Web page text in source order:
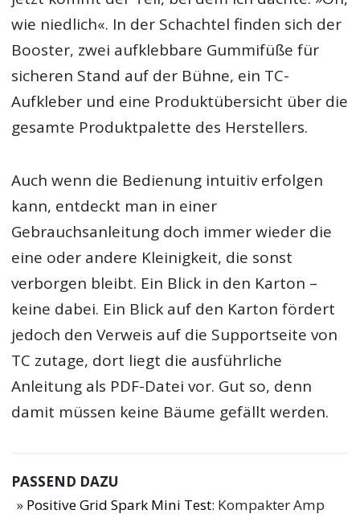
wie niedlich«. In der Schachtel finden sich der
Booster, zwei aufklebbare Gummifüße für
sicheren Stand auf der Bühne, ein TC-
Aufkleber und eine Produktübersicht über die
gesamte Produktpalette des Herstellers.
Auch wenn die Bedienung intuitiv erfolgen
kann, entdeckt man in einer
Gebrauchsanleitung doch immer wieder die
eine oder andere Kleinigkeit, die sonst
verborgen bleibt. Ein Blick in den Karton –
keine dabei. Ein Blick auf den Karton fördert
jedoch den Verweis auf die Supportseite von
TC zutage, dort liegt die ausführliche
Anleitung als PDF-Datei vor. Gut so, denn
damit müssen keine Bäume gefällt werden.
PASSEND DAZU
Positive Grid Spark Mini Test: Kompakter Amp